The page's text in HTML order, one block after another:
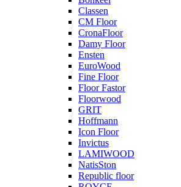
Classen
CM Floor
CronaFloor
Damy Floor
Ensten
EuroWood
Fine Floor
Floor Fastor
Floorwood
GRIT
Hoffmann
Icon Floor
Invictus
LAMIWOOD
NatisSton
Republic floor